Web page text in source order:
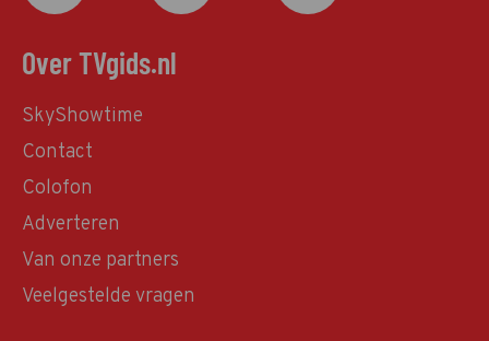
Over TVgids.nl
SkyShowtime
Contact
Colofon
Adverteren
Van onze partners
Veelgestelde vragen